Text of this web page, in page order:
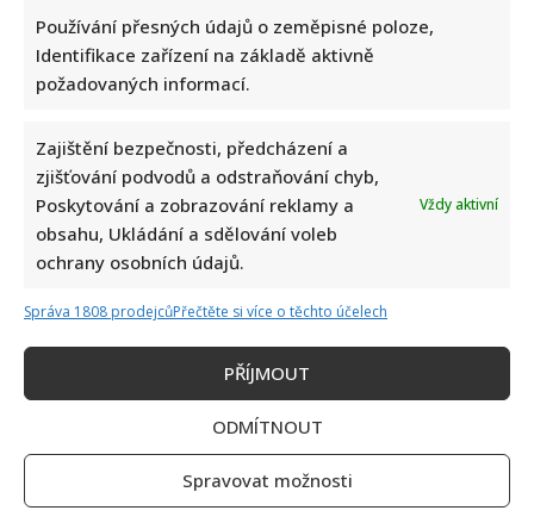
Používání přesných údajů o zeměpisné poloze,
Identifikace zařízení na základě aktivně
požadovaných informací.
Zajištění bezpečnosti, předcházení a
zjišťování podvodů a odstraňování chyb,
Poskytování a zobrazování reklamy a
obsahu, Ukládání a sdělování voleb
ochrany osobních údajů.
Vždy aktivní
Správa 1808 prodejcůPřečtěte si více o těchto účelech
PŘÍJMOUT
ODMÍTNOUT
Spravovat možnosti
Napsat komentář
Vaše e-mailová adresa nebude zveřejněna.
Vyžadované informace jsou označeny